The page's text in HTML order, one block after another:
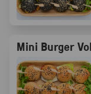
Mini Burger